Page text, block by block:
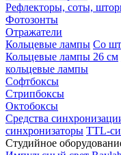
Рефлекторы, соты,
Фотозонты
Отражатели
Кольцевые лампы Со
Кольцевые лампы 26 см
кольцевые лампы
Софтбоксы
Стрипбоксы
Октобоксы
Средства
синхронизаторы TTL-
Студийное